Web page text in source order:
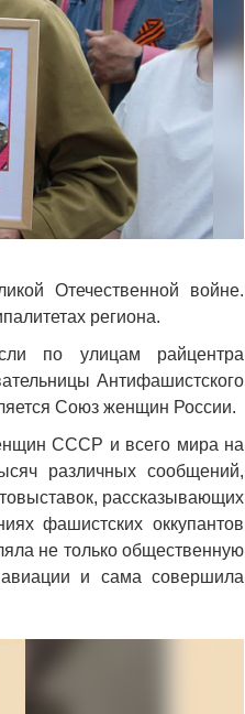
Отечественной войне.
региона.
по улицам райцентра
Антифашистского
Союз женщин России.
СССР и всего мира на
различных сообщений,
рассказывающих
фашистских оккупантов
не только общественную
и сама совершила